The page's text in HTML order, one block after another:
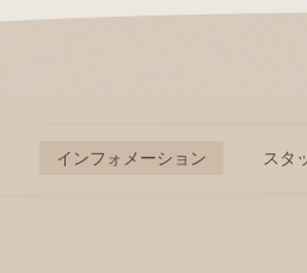
インフォメーション スタ